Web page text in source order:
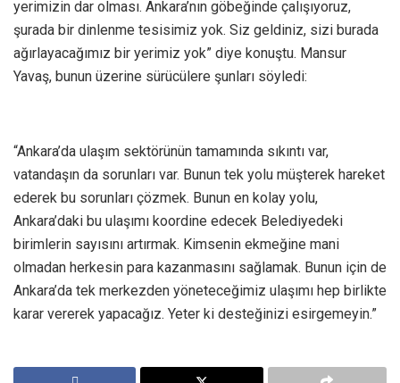
yerimizin dar olması. Ankara’nın göbeğinde çalışıyoruz,
şurada bir dinlenme tesisimiz yok. Siz geldiniz, sizi burada
ağırlayacağımız bir yerimiz yok” diye konuştu. Mansur
Yavaş, bunun üzerine sürücülere şunları söyledi:
“Ankara’da ulaşım sektörünün tamamında sıkıntı var,
vatandaşın da sorunları var. Bunun tek yolu müşterek hareket
ederek bu sorunları çözmek. Bunun en kolay yolu,
Ankara’daki bu ulaşımı koordine edecek Belediyedeki
birimlerin sayısını artırmak. Kimsenin ekmeğine mani
olmadan herkesin para kazanmasını sağlamak. Bunun için de
Ankara’da tek merkezden yöneteceğimiz ulaşımı hep birlikte
karar vererek yapacağız. Yeter ki desteğinizi esirgemeyin.”